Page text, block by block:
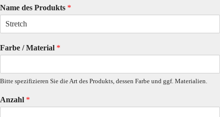
Name des Produkts *
Farbe / Material *
Bitte spezifizieren Sie die Art des Produkts, dessen Farbe und ggf. Materialien.
Anzahl *